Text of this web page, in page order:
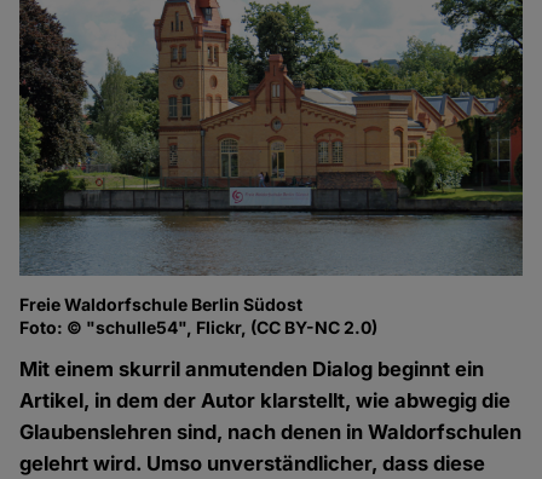
Freie Waldorfschule Berlin Südost
Foto: © "schulle54", Flickr, (CC BY-NC 2.0)
Mit einem skurril anmutenden Dialog beginnt ein
Artikel, in dem der Autor klarstellt, wie abwegig die
Glaubenslehren sind, nach denen in Waldorfschulen
gelehrt wird. Umso unverständlicher, dass diese